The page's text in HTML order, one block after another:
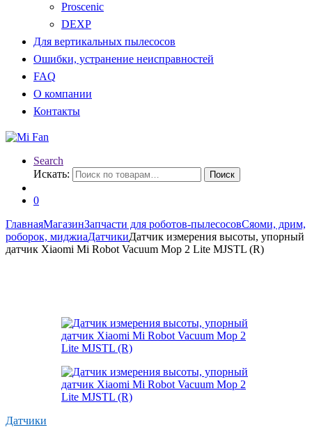
Proscenic
DEXP
Для вертикальных пылесосов
Ошибки, устранение неисправностей
FAQ
О компании
Контакты
Search
Искать:
Поиск
0
ГлавнаяМагазинЗапчасти для роботов-пылесосовСяоми, дрим,
роборок, миджиаДатчикиДатчик измерения высоты, упорный
датчик Xiaomi Mi Robot Vacuum Mop 2 Lite MJSTL (R)
Датчики